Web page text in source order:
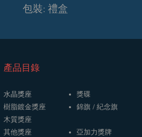
包裝: 禮盒
​產品目錄
水晶獎座
樹脂鍍金獎座
木質獎座
其他獎座
獎碟
​​錦旗 / 紀念旗
亞加力獎牌